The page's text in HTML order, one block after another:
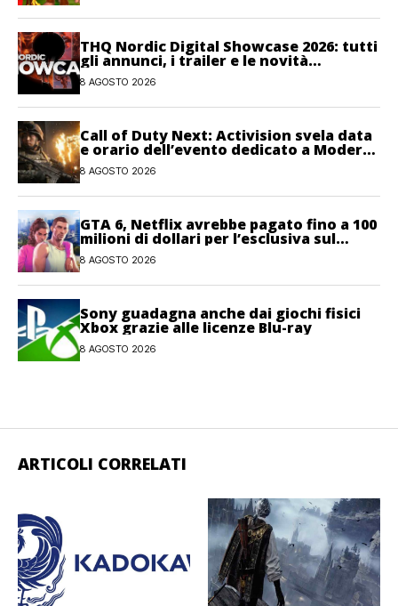
THQ Nordic Digital Showcase 2026: tutti
gli annunci, i trailer e le novità
dell’evento
8 AGOSTO 2026
Call of Duty Next: Activision svela data
e orario dell’evento dedicato a Modern
Warfare 4
8 AGOSTO 2026
GTA 6, Netflix avrebbe pagato fino a 100
milioni di dollari per l’esclusiva sul
gioco
8 AGOSTO 2026
Sony guadagna anche dai giochi fisici
Xbox grazie alle licenze Blu-ray
8 AGOSTO 2026
ARTICOLI CORRELATI